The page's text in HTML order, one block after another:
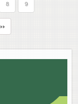
8 9